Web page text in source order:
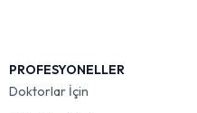
PROFESYONELLER
Doktorlar İçin